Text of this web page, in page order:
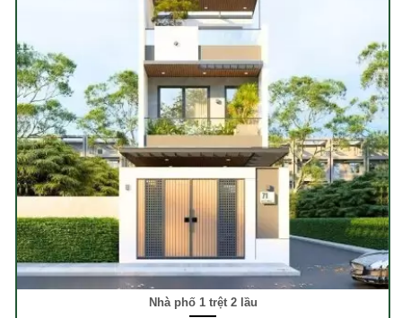
Nhà phố 1 trệt 2 lầu